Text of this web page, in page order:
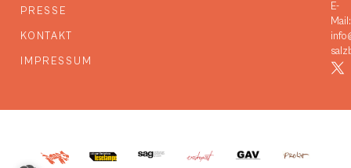
PRESSE
KONTAKT
IMPRESSUM
E-
Mail: